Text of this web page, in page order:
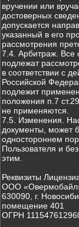
вручении или
достоверных
допускается
указанный в его
рассмотрения
7.4. Арбитраж. Все
подлежат
в соответствии с
Российской
подлежит
положения п.7
не применяются.
7.5. Изменения.
документы, может
одностороннем
Пользователя и
этим.
Реквизиты
ООО
630090, г.
помещение 401
ОГРН